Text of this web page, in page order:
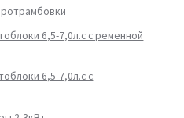
6,5-7,0л.с с ременной
6,5-7,0л.с с